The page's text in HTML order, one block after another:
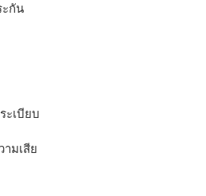
ะกัน
ะเบียบ
มเสีย